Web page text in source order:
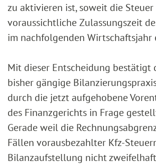
zu aktivieren ist, soweit die
voraussichtliche Zulassungszeit
im nachfolgenden
Mit dieser Entscheidung bestätigt
bisher gängige
durch die jetzt aufgehobene
des Finanzgerichts in Frage
Gerade weil die
Fällen vorausbezahlter Kfz-
Bilanzaufstellung nicht